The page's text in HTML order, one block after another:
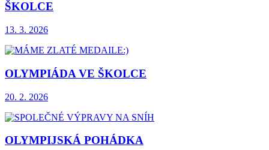
ŠKOLCE
13. 3. 2026
OLYMPIÁDA VE ŠKOLCE
20. 2. 2026
OLYMPIJSKÁ POHÁDKA